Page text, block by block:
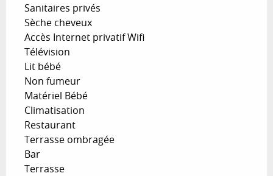
Sanitaires privés
Sèche cheveux
Accès Internet privatif Wifi
Télévision
Lit bébé
Non fumeur
Matériel Bébé
Climatisation
Restaurant
Terrasse ombragée
Bar
Terrasse